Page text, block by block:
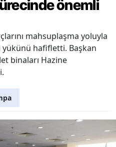
önemli
mahsuplaşma yoluyla
hafifletti. Başkan
binaları Hazine